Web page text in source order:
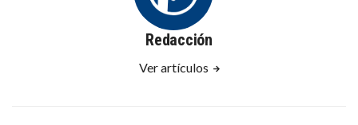
Redacción
Ver artículos